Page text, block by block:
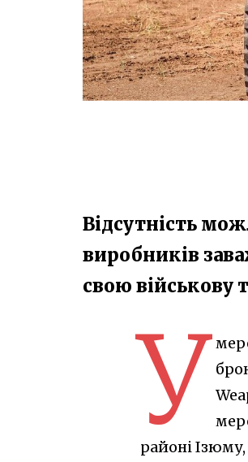
Відсутність
виробників
свою військову
У
районі